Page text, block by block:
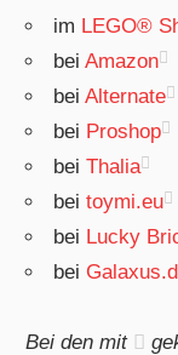
im LEGO®
beiAmazon
beiAlternate
bei Proshop
beiThalia
beitoymi.eu
bei Lucky
bei
Bei den mit